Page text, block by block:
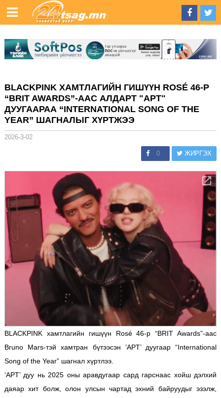
BLACKPINK ХАМТЛАГИЙН ГИШҮҮН ROSÉ 46‑Р
“BRIT AWARDS”-ААС АЛДАРТ "APT"
ДУУГААРАА “INTERNATIONAL SONG OF THE
YEAR” ШАГНАЛЫГ ХҮРТЖЭЭ
2026-3-02
0 ЖИРГЭХ
BLACKPINK хамтлагийн гишүүн Rosé 46‑р “BRIT Awards”-аас
Bruno Mars-тэй хамтран бүтээсэн ‘APT’ дуугаар “International
Song of the Year” шагнал хүртлээ.
‘APT’ дуу нь 2025 оны аравдугаар сард гарснаас хойш дэлхий
даяар хит болж, олон улсын чартад эхний байруудыг эзэлж,